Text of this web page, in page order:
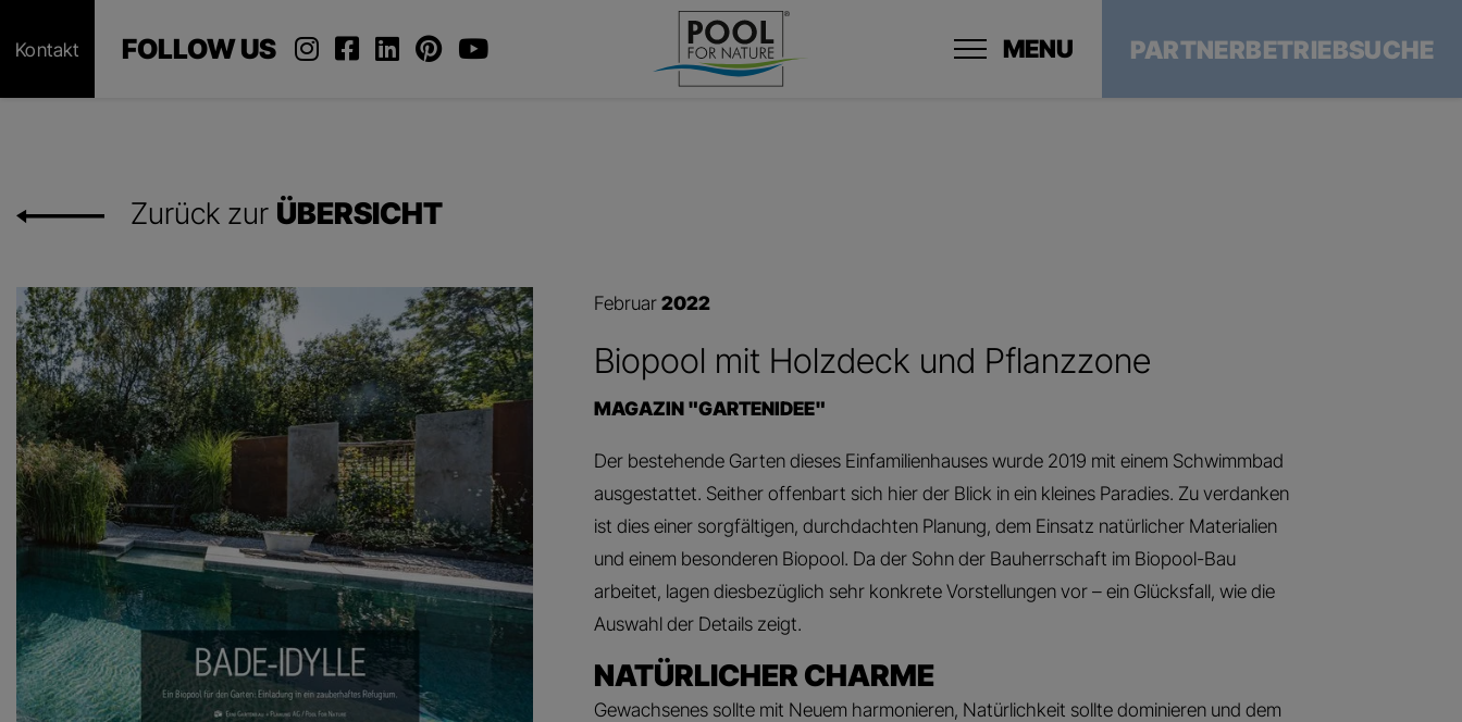
Zurück zur ÜBERSICHT
Februar2022
Biopool mit Holzdeck und Pflanzzone
MAGAZIN "GARTENIDEE"
Der bestehende Garten dieses Einfamilienhauses wurde 2019 mit einem Schwimmbad
ausgestattet. Seither offenbart sich hier der Blick in ein kleines Paradies. Zu verdanken
ist dies einer sorgfältigen, durchdachten Planung, dem Einsatz natürlicher Materialien
und einem besonderen Biopool. Da der Sohn der Bauherrschaft im Biopool-Bau
arbeitet, lagen diesbezüglich sehr konkrete Vorstellungen vor – ein Glücksfall, wie die
Auswahl der Details zeigt.
NATÜRLICHER CHARME
Gewachsenes sollte mit Neuem harmonieren, Natürlichkeit sollte dominieren und dem
Kontakt FOLLOW US MENU PARTNERBETRIEBSUCHE